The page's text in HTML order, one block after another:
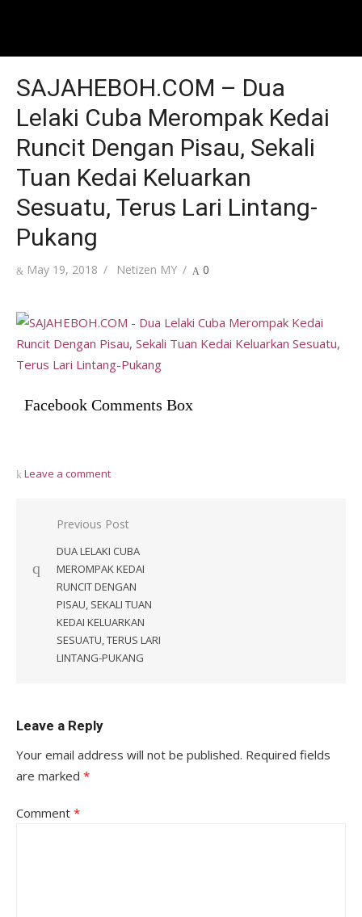
SAJAHEBOH.COM – Dua
Lelaki Cuba Merompak Kedai
Runcit Dengan Pisau, Sekali
Tuan Kedai Keluarkan
Sesuatu, Terus Lari Lintang-
Pukang
Posted
May 19, 2018 Author
Netizen MY 0
Facebook Comments Box
Leave a comment
Post
navigation
Previous Post
DUA LELAKI CUBA
MEROMPAK KEDAI
RUNCIT DENGAN
PISAU, SEKALI TUAN
KEDAI KELUARKAN
SESUATU, TERUS LARI
LINTANG-PUKANG
Leave a Reply
Your email address will not be published. Required fields
are marked *
Comment *